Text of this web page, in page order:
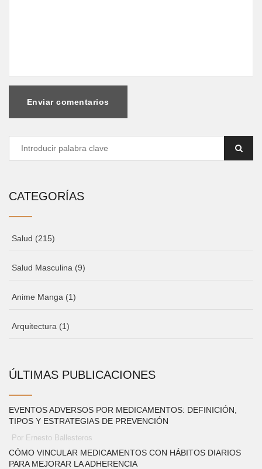
Enviar comentarios
CATEGORÍAS
Salud (215)
Salud Masculina (9)
Anime Manga (1)
Arquitectura (1)
ÚLTIMAS PUBLICACIONES
EVENTOS ADVERSOS POR MEDICAMENTOS: DEFINICIÓN,
TIPOS Y ESTRATEGIAS DE PREVENCIÓN
Por Ernesto Ballesteros
CÓMO VINCULAR MEDICAMENTOS CON HÁBITOS DIARIOS
PARA MEJORAR LA ADHERENCIA